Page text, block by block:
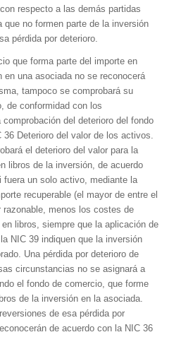
respecto a las demás partidas
que no formen parte de la inversión
pérdida por deterioro.
que forma parte del importe en
en una asociada no se reconocerá
tampoco se comprobará su
de conformidad con los
comprobación del deterioro del fondo
Deterioro del valor de los activos.
el deterioro del valor para la
libros de la inversión, de acuerdo
fuera un solo activo, mediante la
recuperable (el mayor de entre el
menos los costes de
libros, siempre que la aplicación de
NIC 39 indiquen que la inversión
Una pérdida por deterioro de
circunstancias no se asignará a
el fondo de comercio, que forme
de la inversión en la asociada.
de esa pérdida por
de acuerdo con la NIC 36